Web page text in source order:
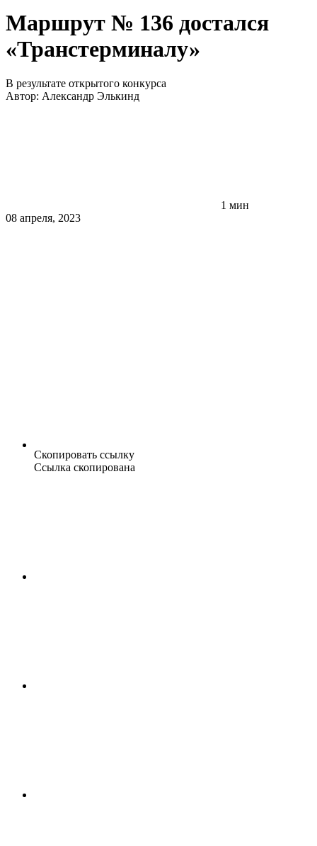
Маршрут № 136 достался
«Транстерминалу»
В результате открытого конкурса
Автор: Александр Элькинд
1 мин
08 апреля, 2023
Скопировать ссылку
Ссылка скопирована